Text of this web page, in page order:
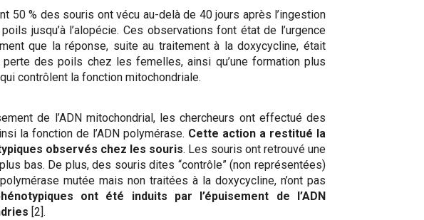
50 % des souris ont vécu au-delà de 40 jours après l’ingestion
jusqu’à l’alopécie. Ces observations font état de l’urgence
que la réponse, suite au traitement à la doxycycline, était
des poils chez les femelles, ainsi qu’une formation plus
contrôlent la fonction mitochondriale.
de l’ADN mitochondrial, les chercheurs ont effectué des
la fonction de l’ADN polymérase. Cette action a restitué la
observés chez les souris. Les souris ont retrouvé une
bas. De plus, des souris dites “contrôle” (non représentées)
mutée mais non traitées à la doxycycline, n’ont pas
ont été induits par l’épuisement de l’ADN
[2].